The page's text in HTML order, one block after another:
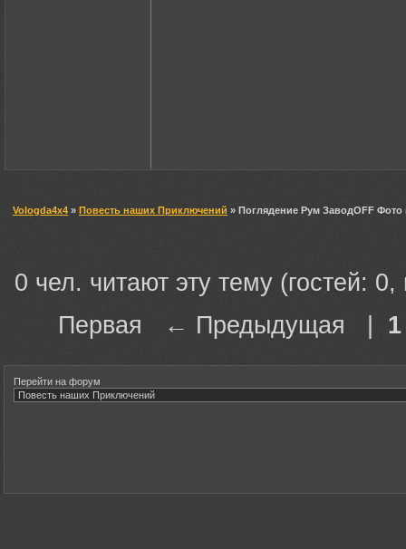
Vologda4x4 » Повесть наших Приключений » Поглядение Рум ЗаводOFF Фото
0 чел. читают эту тему (гостей:
Первая ← Предыдущая | 1
Перейти на форум